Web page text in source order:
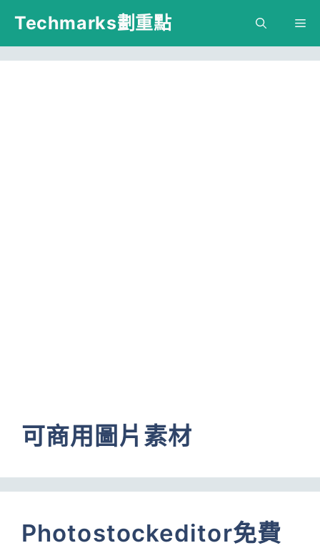
跳
主
Techmarks劃重點
可商用圖片素材
Photostockeditor免費